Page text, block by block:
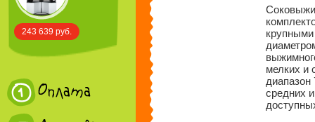
243 639 руб.
мелких и
средних